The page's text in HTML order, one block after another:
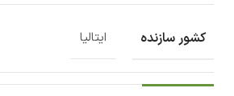
کشور سازنده ایتالیا